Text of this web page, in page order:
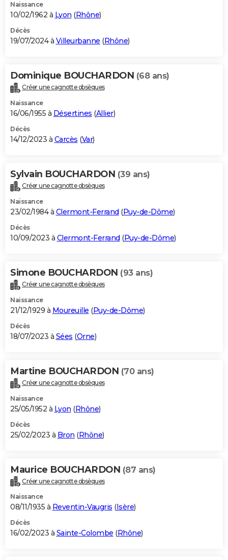
Naissance
10/02/1962 à Lyon (Rhône)
Décès
19/07/2024 à Villeurbanne (Rhône)
Dominique BOUCHARDON (68 ans)
Créer une cagnotte obsèques
Naissance
16/06/1955 à Désertines (Allier)
Décès
14/12/2023 à Carcès (Var)
Sylvain BOUCHARDON (39 ans)
Créer une cagnotte obsèques
Naissance
23/02/1984 à Clermont-Ferrand (Puy-de-Dôme)
Décès
10/09/2023 à Clermont-Ferrand (Puy-de-Dôme)
Simone BOUCHARDON (93 ans)
Créer une cagnotte obsèques
Naissance
21/12/1929 à Moureuille (Puy-de-Dôme)
Décès
18/07/2023 à Sées (Orne)
Martine BOUCHARDON (70 ans)
Créer une cagnotte obsèques
Naissance
25/05/1952 à Lyon (Rhône)
Décès
25/02/2023 à Bron (Rhône)
Maurice BOUCHARDON (87 ans)
Créer une cagnotte obsèques
Naissance
08/11/1935 à Reventin-Vaugris (Isère)
Décès
16/02/2023 à Sainte-Colombe (Rhône)